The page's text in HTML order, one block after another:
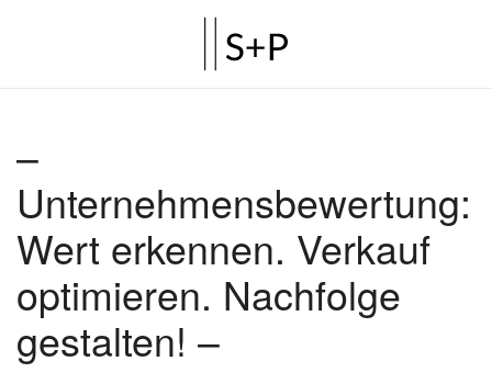
–
Unternehmensbewertung:
Wert erkennen. Verkauf
optimieren. Nachfolge
gestalten! –